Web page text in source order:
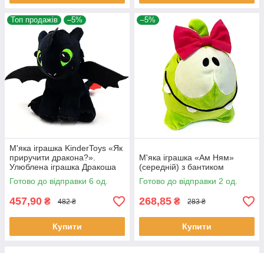
Топ продажів –5%
М'яка іграшка KinderToys «Як
приручити дракона?».
Улюблена іграшка Дракоша
Беззубик (00688-1)
Готово до відправки 6 од.
457,90 ₴ 482 ₴
Купити
–5%
М'яка іграшка «Ам Ням»
(середній) з бантиком
Готово до відправки 2 од.
268,85 ₴ 283 ₴
Купити